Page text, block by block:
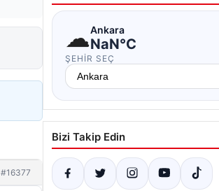
#16377
☁Ankara
NaN°C
ŞEHIR SEÇ
Bizi Takip Edin